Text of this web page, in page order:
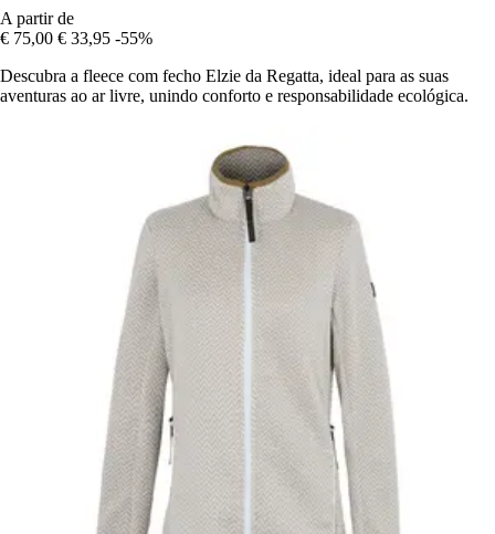
A partir de
€ 75,00 € 33,95 -55%
Descubra a fleece com fecho Elzie da Regatta, ideal para as suas
aventuras ao ar livre, unindo conforto e responsabilidade ecológica.